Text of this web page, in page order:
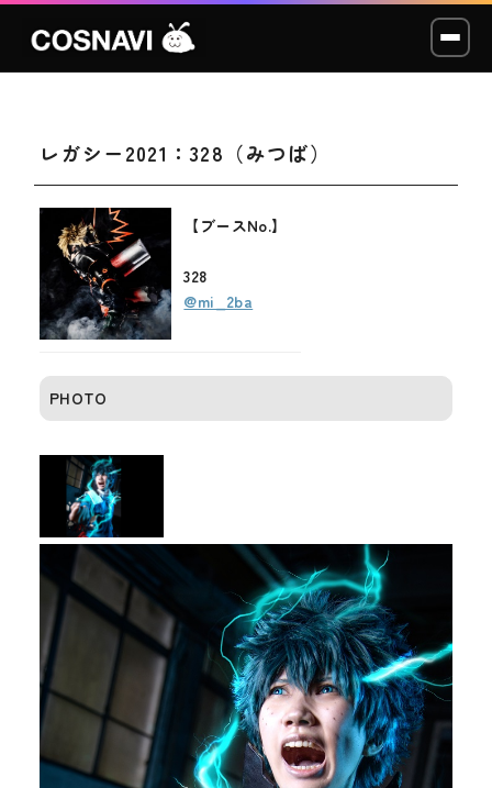
コスプレイベント
モデル撮影会
WCP
ショッカー
メディア
お知らせ
レガシー2021：328（みつば）
【ブースNo.】
328
@mi_2ba
PHOTO